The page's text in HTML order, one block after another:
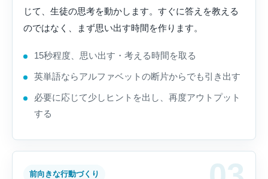
じて、生徒の思考を動かします。すぐに答えを教える
のではなく、まず思い出す時間を作ります。
15秒程度、思い出す・考える時間を取る
英単語ならアルファベットの断片からでも引き出す
必要に応じて少しヒントを出し、再度アウトプット
する
前向きな行動づくり